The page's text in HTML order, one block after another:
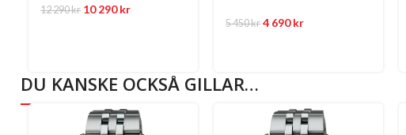
12 290kr 10 290kr
5 450kr 4 690kr
DU KANSKE OCKSÅ GILLAR…